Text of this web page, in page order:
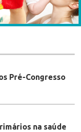
Pré-Congresso
na saúde